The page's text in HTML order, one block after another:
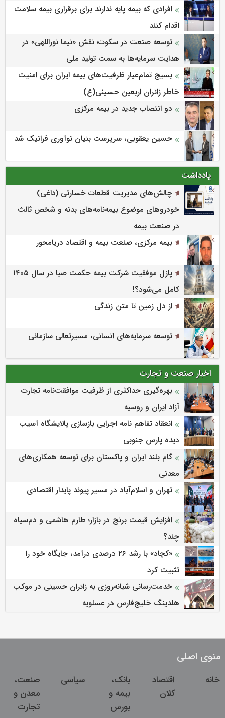
افرادی که بیمه پایه ندارند برای برقراری بیمه سلامت
اقدام کنند
توسعه صنعت در سکوت؛ نقش «نیما نوراللهی» در
هدایت سرمایه‌ها به سمت تولید ملی
بسیج تمام‌عیار ظرفیت‌های بیمه ایران برای امنیت
خاطر زائران اربعین حسینی(ع)
دو انتصاب جدید در بیمه مرکزی
حسین یعقوبی، سرپرست بنیان نوآوری فرانیک شد
یادداشت
چالش‌های مدیریت قطعات خسارتی (داغی)
خودروهای موضوع بیمه‌نامه‌های بدنه و شخص ثالث
در صنعت بیمه
بیمه مرکزی، صنعت بیمه و اقتصاد دریامحور
پازل موفقیت شرکت بیمه حکمت صبا در سال ۱۴۰۵
کامل می‌شود؟!
از دل زمین تا متن زندگی
توسعه سرمایه‌های انسانی، مسیرتعالی سازمانی
اخبار صنعت و تجارت
بهره‌گیری حداکثری از ظرفیت موافقت‌نامه تجارت
آزاد ایران و روسیه
انعقاد تفاهم نامه اجرایی بازسازی پالایشگاه آسیب
دیده پارس جنوبی
گام بلند ایران و پاکستان برای توسعه همکاری‌های
معدنی
تهران و اسلام‌آباد در مسیر پیوند پایدار اقتصادی
افزایش قیمت برنج در بازار؛ طارم هاشمی و دم‌سیاه
چند؟
«کچاد» با رشد ۲۶ درصدی درآمد، جایگاه خود را
تثبیت کرد
خدمت‌رسانی شبانه‌روزی به زائران حسینی در موکب
هلدینگ خلیج‌فارس در عسلویه
منوی اصلی
خانه
اقتصاد
کلان
بانک،
بیمه و
بورس
سیاسی
صنعت،
معدن و
تجارت